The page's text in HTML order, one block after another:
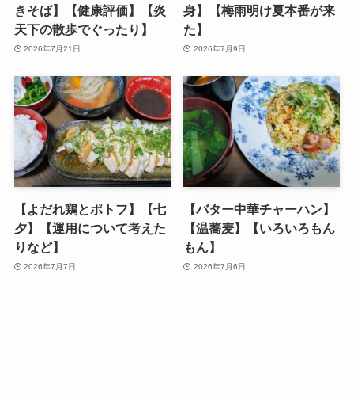
きそば】【健康評価】【炎
天下の散歩でぐったり】
2026年7月21日
身】【梅雨明け夏本番が来
た】
2026年7月9日
【よだれ鶏とポトフ】【七
夕】【運用について考えた
りなど】
2026年7月7日
【バター中華チャーハン】
【温蕎麦】【いろいろもん
もん】
2026年7月6日